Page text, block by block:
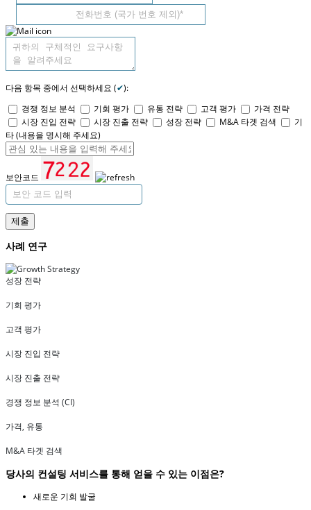
다음 항목 중에서 선택하세요 (✔):
경쟁 정보 분석
기회 평가 유통 전략 고객 평가
가격 전략
시장 진입 전략
시장 진출 전략 성장 전략 M&A 타겟 검색
기
타 (내용을 명시해 주세요)
보안코드
제출
사례 연구
성장 전략
기회 평가
고객 평가
시장 진입 전략
시장 진출 전략
경쟁 정보 분석 (CI)
가격, 유통
M&A 타겟 검색
당사의 컨설팅 서비스를 통해 얻을 수 있는 이점은?
새로운 기회 발굴